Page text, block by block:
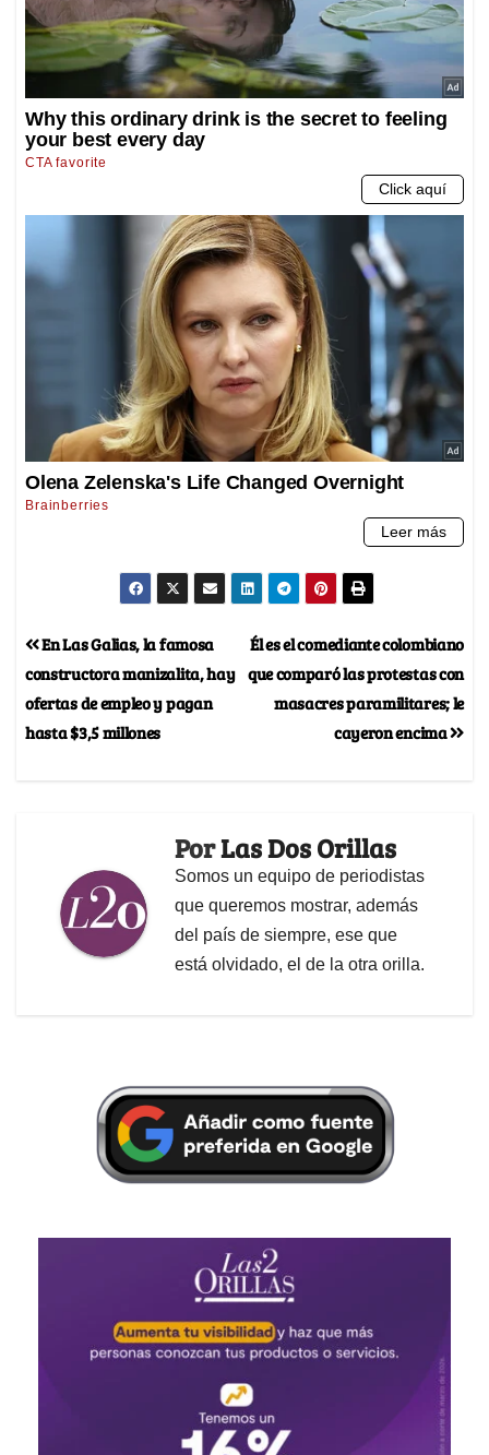
Él es el comediante colombiano
que comparó las protestas con
masacres paramilitares; le
cayeron encima
En Las Galias, la famosa
constructora manizalita, hay
ofertas de empleo y pagan
hasta $3,5 millones
PorLas Dos Orillas
Somos un equipo de periodistas
que queremos mostrar, además
del país de siempre, ese que
está olvidado, el de la otra orilla.